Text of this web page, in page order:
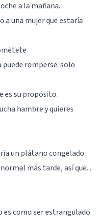
a la mañana.
a una mujer que estaría
puede romperse: solo
es su propósito.
hambre y quieres
un plátano congelado.
más tarde, así que...
es como ser estrangulado